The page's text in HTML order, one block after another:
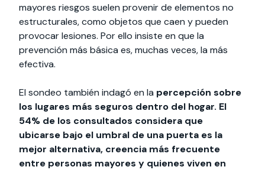
mayores riesgos suelen provenir de elementos no
estructurales, como objetos que caen y pueden
provocar lesiones. Por ello insiste en que la
prevención más básica es, muchas veces, la más
efectiva.
El sondeo también indagó en la percepción sobre
los lugares más seguros dentro del hogar. El
54% de los consultados considera que
ubicarse bajo el umbral de una puerta es la
mejor alternativa, creencia más frecuente
entre personas mayores y quienes viven en